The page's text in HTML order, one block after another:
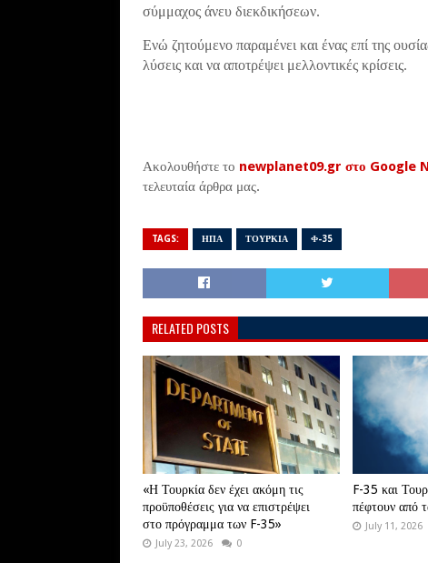
σύμμαχος άνευ διεκδικήσεων.
Ενώ ζητούμενο παραμένει και ένας επί της
λύσεις και να αποτρέψει μελλοντικές κρίσεις.
Ακολουθήστε το newplanet09.gr στο Google
τελευταία άρθρα μας.
TAGS: ΗΠΑ ΤΟΥΡΚΙΑ Φ-35
RELATED POSTS
«Η Τουρκία δεν έχει ακόμη τις
προϋποθέσεις για να επιστρέψει
στο πρόγραμμα των F-35»
July 23, 2026 0
F-35 και
πέφτουν από
July 11, 2026